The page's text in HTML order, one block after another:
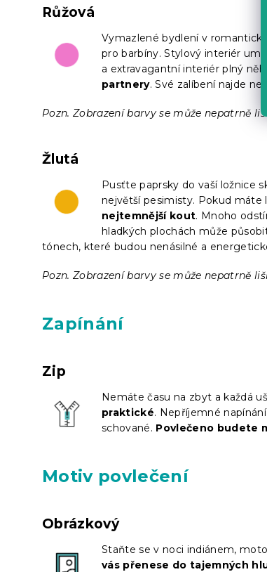
Růžová
Vymazlené bydlení v
pro barbíny. Stylový interiér umí
a extravagantní interiér plný
partnery. Své zalíbení najde
Pozn. Zobrazení barvy se může nepatrně
Žlutá
Pusťte paprsky do vaší ložnice
největší pesimisty. Pokud máte
nejtemnější kout. Mnoho
hladkých plochách může
tónech, které budou nenásilné a
Pozn. Zobrazení barvy se může nepatrně
Zapínání
Zip
Nemáte času na zbyt a každá
praktické. Nepříjemné
schované. Povlečeno budete
Motiv povlečení
Obrázkový
Staňte se v noci indiánem,
vás přenese do tajemných